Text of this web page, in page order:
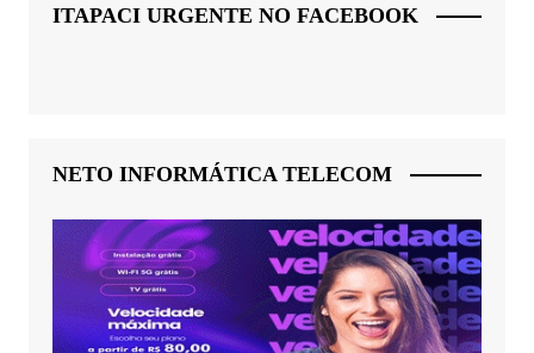
ITAPACI URGENTE NO FACEBOOK
NETO INFORMÁTICA TELECOM